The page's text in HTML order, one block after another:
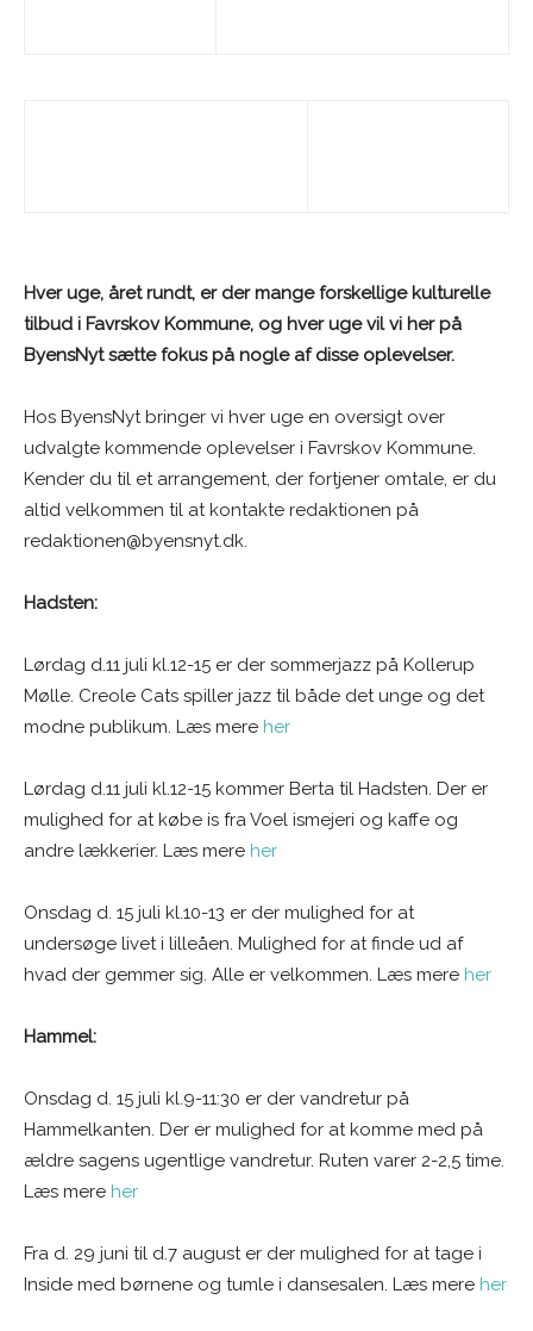
Hver uge, året rundt, er der mange forskellige kulturelle
tilbud i Favrskov Kommune, og hver uge vil vi her på
ByensNyt sætte fokus på nogle af disse oplevelser.
Hos ByensNyt bringer vi hver uge en oversigt over
udvalgte kommende oplevelser i Favrskov Kommune.
Kender du til et arrangement, der fortjener omtale, er du
altid velkommen til at kontakte redaktionen på
redaktionen@byensnyt.dk.
Hadsten:
Lørdag d.11 juli kl.12-15 er der sommerjazz på Kollerup
Mølle. Creole Cats spiller jazz til både det unge og det
modne publikum. Læs mere her
Lørdag d.11 juli kl.12-15 kommer Berta til Hadsten. Der er
mulighed for at købe is fra Voel ismejeri og kaffe og
andre lækkerier. Læs mere her
Onsdag d. 15 juli kl.10-13 er der mulighed for at
undersøge livet i lilleåen. Mulighed for at finde ud af
hvad der gemmer sig. Alle er velkommen. Læs mere her
Hammel:
Onsdag d. 15 juli kl.9-11:30 er der vandretur på
Hammelkanten. Der er mulighed for at komme med på
ældre sagens ugentlige vandretur. Ruten varer 2-2,5 time.
Læs mere her
Fra d. 29 juni til d.7 august er der mulighed for at tage i
Inside med børnene og tumle i dansesalen. Læs mere her